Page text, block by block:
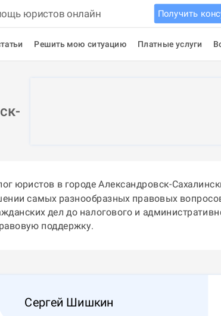
юристов онлайн Получить
Решить мою ситуацию Платные услуги
юристов в городе Александровск-
самых разнообразных правовых
дел до налогового и
поддержку.
Сергей Шишкин